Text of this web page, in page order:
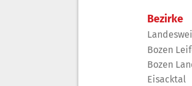
Bezirke
Bozen
Bozen
Eisacktal